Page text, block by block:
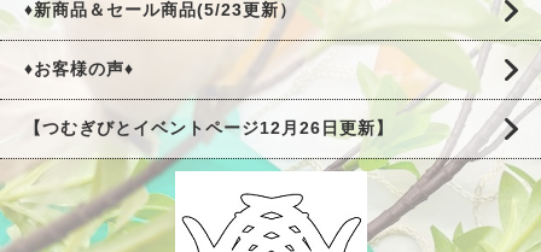
♦新商品＆セール商品(5/23更新）
♦お客様の声♦
【つむぎびとイベントページ12月26日更新】